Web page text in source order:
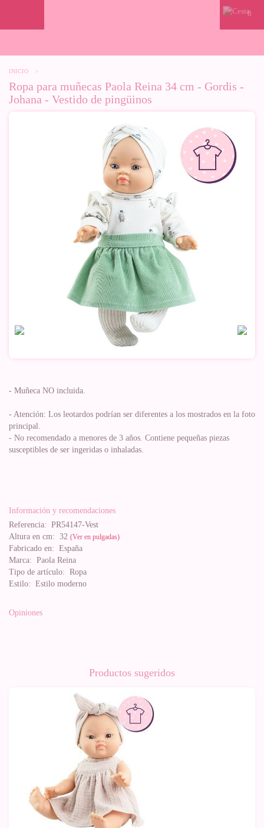
0
INICIO >
Ropa para muñecas Paola Reina 34 cm - Gordis -
Johana - Vestido de pingüinos
- Muñeca NO incluida.
- Atención: Los leotardos podrían ser diferentes a los mostrados en la foto
principal.
- No recomendado a menores de 3 años. Contiene pequeñas piezas
susceptibles de ser ingeridas o inhaladas.
Información y recomendaciones
Referencia: PR54147-Vest
Altura en cm: 32 (Ver en pulgadas)
Fabricado en: España
Marca: Paola Reina
Tipo de artículo: Ropa
Estilo: Estilo moderno
Opiniones
Productos sugeridos